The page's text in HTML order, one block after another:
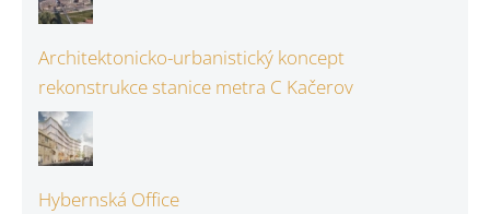
Architektonicko-urbanistický koncept
rekonstrukce stanice metra C Kačerov
Hybernská Office